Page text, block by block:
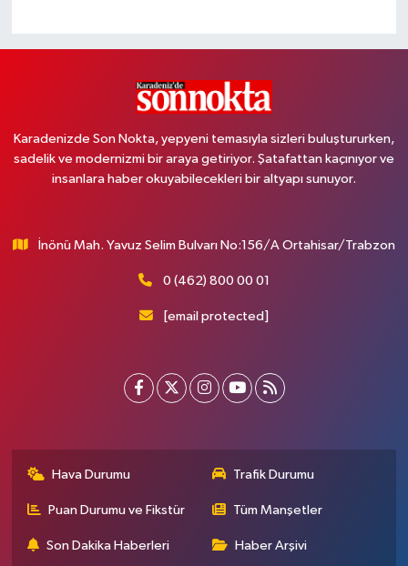
Karadenizde Son Nokta, yepyeni temasıyla sizleri buluştururken,
sadelik ve modernizmi bir araya getiriyor. Şatafattan kaçınıyor ve
insanlara haber okuyabilecekleri bir altyapı sunuyor.
İnönü Mah. Yavuz Selim Bulvarı No:156/A Ortahisar/Trabzon
0 (462) 800 00 01
[email protected]
Hava Durumu Trafik Durumu
Puan Durumu ve Fikstür Tüm Manşetler
Son Dakika Haberleri Haber Arşivi